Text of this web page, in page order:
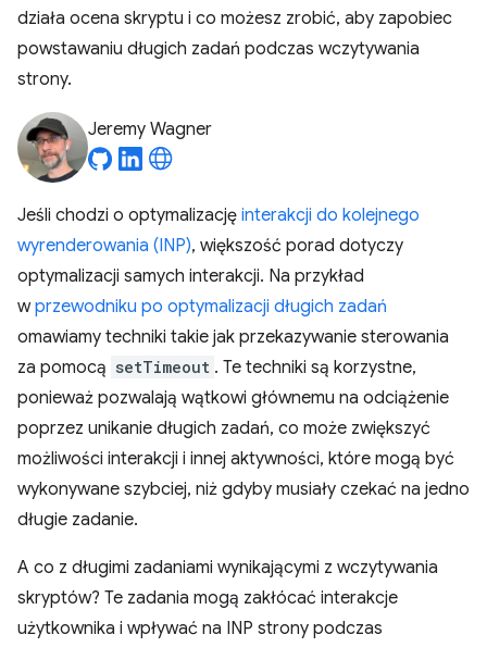
działa ocena skryptu i co możesz zrobić, aby zapobiec
powstawaniu długich zadań podczas wczytywania
strony.
Jeremy Wagner
Jeśli chodzi o optymalizację interakcji do kolejnego
wyrenderowania (INP), większość porad dotyczy
optymalizacji samych interakcji. Na przykład
wprzewodniku po optymalizacji długich zadań
omawiamy techniki takie jak przekazywanie sterowania
za pomocą setTimeout . Te techniki są korzystne,
ponieważ pozwalają wątkowi głównemu na odciążenie
poprzez unikanie długich zadań, co może zwiększyć
możliwości interakcji i innej aktywności, które mogą być
wykonywane szybciej, niż gdyby musiały czekać na jedno
długie zadanie.
A co z długimi zadaniami wynikającymi z wczytywania
skryptów? Te zadania mogą zakłócać interakcje
użytkownika i wpływać na INP strony podczas